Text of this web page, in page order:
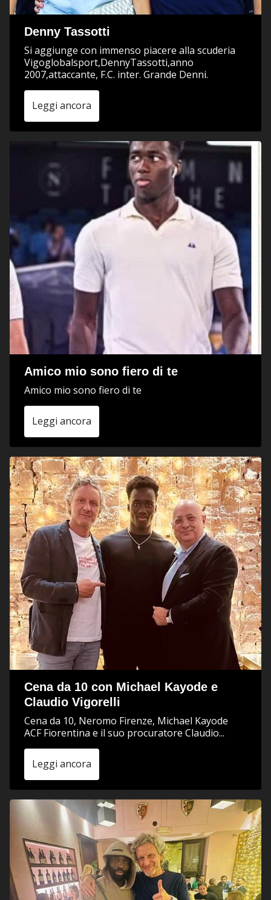
Denny Tassotti
Si aggiunge con immenso piacere alla scuderia
Vigoglobalsport,DennyTassotti,anno
2007,attaccante, F.C. inter. Grande Denni.
Leggi ancora
Amico mio sono fiero di te
Amico mio sono fiero di te
Leggi ancora
Cena da 10 con Michael Kayode e
Claudio Vigorelli
Cena da 10, Neromo Firenze, Michael Kayode
ACF Fiorentina e il suo procuratore Claudio...
Leggi ancora